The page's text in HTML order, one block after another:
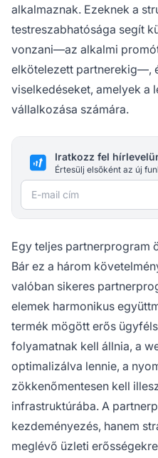
alkalmaznak. Ezeknek a
testreszabhatósága segít
vonzani—az alkalmi
elkötelezett partnerekig—,
viselkedéseket, amelyek a
vállalkozása számára.
Iratkozz fel
Értesülj elsőként az új
E-mail cím
Egy teljes partnerprogram
Bár ez a három
valóban sikeres
elemek harmonikus
termék mögött erős
folyamatnak kell állnia, a
optimalizálva lennie, a
zökkenőmentesen kell
infrastruktúrába. A
kezdeményezés, hanem
meglévő üzleti